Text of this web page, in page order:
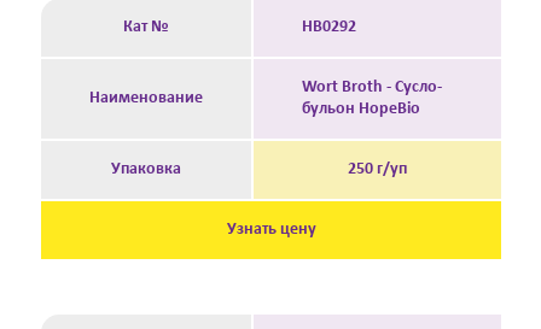
Кат № HB0292
Наименование
Wort Broth - Сусло-
бульон HopeBio
Упаковка 250 г/уп
Узнать цену